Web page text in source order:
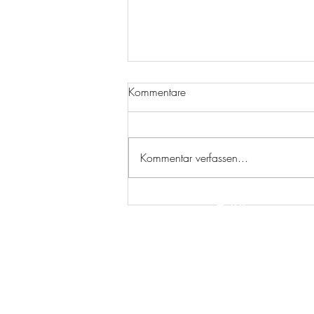
Absage des Freizeitturniers
Kommentare
Kommentar verfassen...